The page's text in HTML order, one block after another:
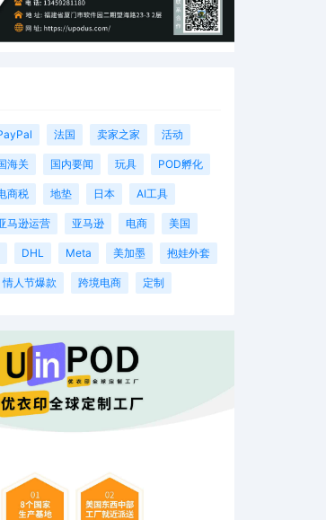
法国 卖家之家 活动
海关 国内要闻 玩具 POD孵化
商税 地垫 日本 AI工具
马逊运营 亚马逊 电商 美国
DHL Meta 美加墨 抱娃外套
情人节爆款 跨境电商 定制